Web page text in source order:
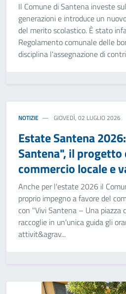
Il Comune di Santena investe
generazioni e introduce un
del merito scolastico. È stato
Regolamento comunale delle
disciplina l'assegnazione di
NOTIZIE GIOVEDÌ, 02 LUGLIO 2026
Estate Santena
Santena", il progetto
commercio locale e
Anche per l'estate 2026 il
proprio impegno a favore del
con "Vivi Santena – Una piazza
raccoglie in un'unica guida gli
attivit&agrav...